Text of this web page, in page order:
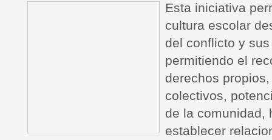
Esta iniciativa
cultura escolar
del conflicto y
permitiendo el
derechos
colectivos,
de la comunidad,
establecer